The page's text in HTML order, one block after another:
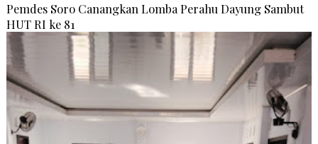
Pemdes Soro Canangkan Lomba Perahu Dayung Sambut
HUT RI ke 81